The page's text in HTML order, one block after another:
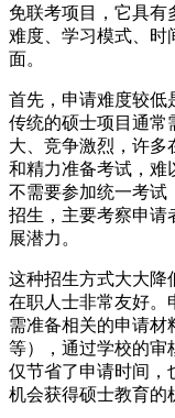
免联考项目，它具有
难度、学习模式、时
面。
首先，申请难度较低
传统的硕士项目通常
大、竞争激烈，许多
和精力准备考试，难
不需要参加统一考试
招生，主要考察申请
展潜力。
这种招生方式大大降
在职人士非常友好。
需准备相关的申请材
等），通过学校的审
仅节省了申请时间，
机会获得硕士教育的